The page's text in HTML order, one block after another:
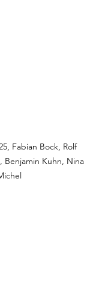
Fabian Bock, Rolf
Benjamin Kuhn, Nina